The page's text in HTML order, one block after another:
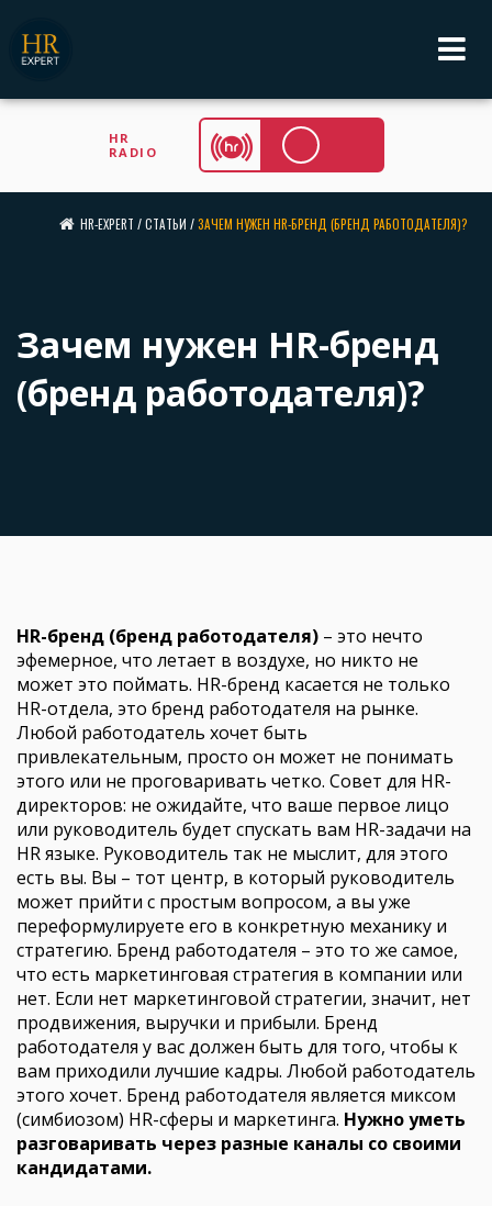
HR
RADIO
HR-EXPERT /СТАТЬИ /ЗАЧЕМ НУЖЕН HR-БРЕНД (БРЕНД РАБОТОДАТЕЛЯ)?
Зачем нужен HR-бренд
(бренд работодателя)?
HR-бренд (бренд работодателя) – это нечто
эфемерное, что летает в воздухе, но никто не
может это поймать. HR-бренд касается не только
HR-отдела, это бренд работодателя на рынке.
Любой работодатель хочет быть
привлекательным, просто он может не понимать
этого или не проговаривать четко. Совет для HR-
директоров: не ожидайте, что ваше первое лицо
или руководитель будет спускать вам HR-задачи на
HR языке. Руководитель так не мыслит, для этого
есть вы. Вы – тот центр, в который руководитель
может прийти с простым вопросом, а вы уже
переформулируете его в конкретную механику и
стратегию. Бренд работодателя – это то же самое,
что есть маркетинговая стратегия в компании или
нет. Если нет маркетинговой стратегии, значит, нет
продвижения, выручки и прибыли. Бренд
работодателя у вас должен быть для того, чтобы к
вам приходили лучшие кадры. Любой работодатель
этого хочет. Бренд работодателя является миксом
(симбиозом) HR-сферы и маркетинга. Нужно уметь
разговаривать через разные каналы со своими
кандидатами.